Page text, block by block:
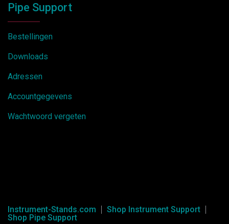
Pipe Support
Bestellingen
Downloads
Adressen
Accountgegevens
Wachtwoord vergeten
Instrument-Stands.com
Shop Instrument Support
Shop Pipe Support